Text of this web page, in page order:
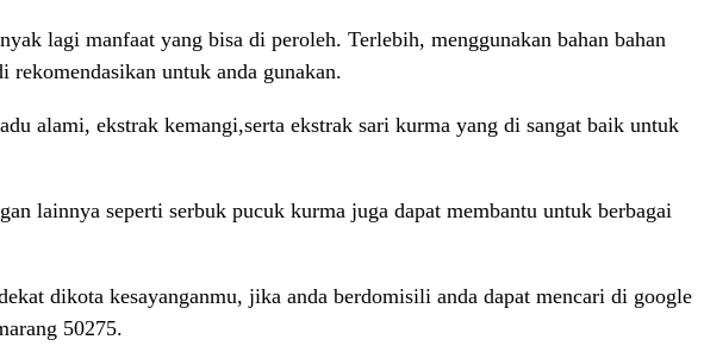
lagi manfaat yang bisa di peroleh. Terlebih, menggunakan bahan bahan
untuk anda gunakan.
alami, ekstrak kemangi,serta ekstrak sari kurma yang di sangat baik untuk
lainnya seperti serbuk pucuk kurma juga dapat membantu untuk berbagai
dikota kesayanganmu, jika anda berdomisili anda dapat mencari di google
50275.